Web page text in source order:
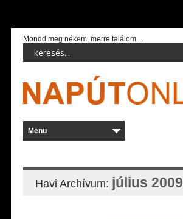
Mondd meg nékem, merre találom…
Havi Archívum: július 2009